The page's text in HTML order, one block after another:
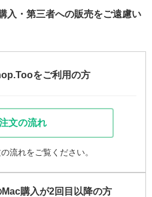
入・第三者への販売をご遠慮い
をご利用の方
文の流れ
流れをご覧ください。
購入が2回目以降の方